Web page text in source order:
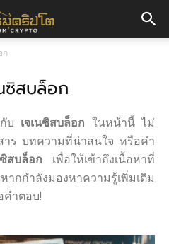
ก
ซิสบล็อก
บ เจเนซิสบล็อก ในหน้านี้ ไม่
าร บทความที่น่าสนใจ หรือคำ
ซิสบล็อก เพื่อให้เข้าถึงเนื้อหาที่
กกำลังมองหาความรู้เพิ่มเติม
ำตอบ!